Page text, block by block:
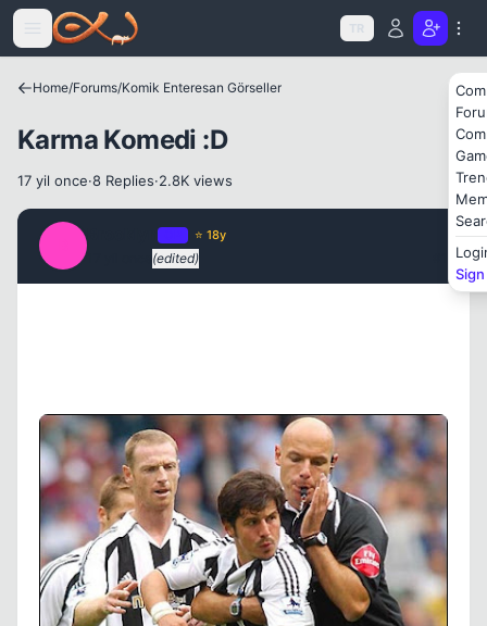
Icerige atla
TR
Home/Forums/Komik Enteresan Görseller
Karma Komedi :D
17 yil once·8 Replies·2.8K views
⭐ 18y
(edited)
Kapat
Kapat